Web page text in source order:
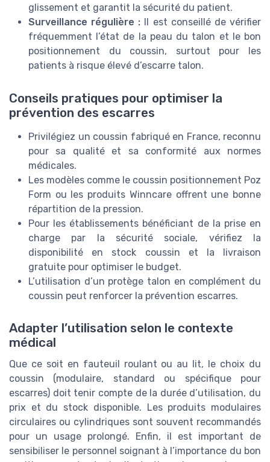
glissement et garantit la sécurité du patient.
Surveillance régulière : Il est conseillé de vérifier
fréquemment l’état de la peau du talon et le bon
positionnement du coussin, surtout pour les
patients à risque élevé d’escarre talon.
Conseils pratiques pour optimiser la
prévention des escarres
Privilégiez un coussin fabriqué en France, reconnu
pour sa qualité et sa conformité aux normes
médicales.
Les modèles comme le coussin positionnement Poz
Form ou les produits Winncare offrent une bonne
répartition de la pression.
Pour les établissements bénéficiant de la prise en
charge par la sécurité sociale, vérifiez la
disponibilité en stock coussin et la livraison
gratuite pour optimiser le budget.
L’utilisation d’un protège talon en complément du
coussin peut renforcer la prévention escarres.
Adapter l’utilisation selon le contexte
médical
Que ce soit en fauteuil roulant ou au lit, le choix du
coussin (modulaire, standard ou spécifique pour
escarres) doit tenir compte de la durée d’utilisation, du
prix et du stock disponible. Les produits modulaires
circulaires ou cylindriques sont souvent recommandés
pour un usage prolongé. Enfin, il est important de
sensibiliser le personnel soignant à l’importance du bon